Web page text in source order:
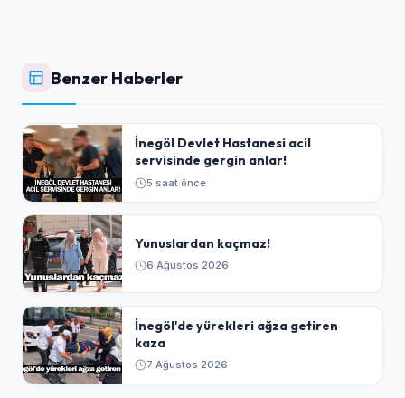
Benzer Haberler
İnegöl Devlet Hastanesi acil
servisinde gergin anlar!
5 saat önce
Yunuslardan kaçmaz!
6 Ağustos 2026
İnegöl'de yürekleri ağza getiren
kaza
7 Ağustos 2026